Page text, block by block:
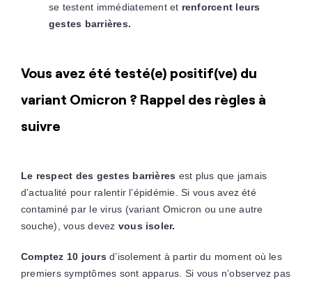
se testent immédiatement et renforcent leurs
gestes barrières.
Vous avez été testé(e) positif(ve) du
variant Omicron ? Rappel des règles à
suivre
Le respect des gestes barrières est plus que jamais
d’actualité pour ralentir l’épidémie. Si vous avez été
contaminé par le virus (variant Omicron ou une autre
souche), vous devez vous isoler.
Comptez 10 jours d’isolement à partir du moment où les
premiers symptômes sont apparus. Si vous n’observez pas